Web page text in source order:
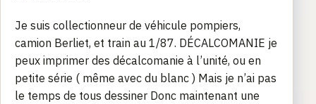
Je suis collectionneur de véhicule pompiers,
camion Berliet, et train au 1/87. DÉCALCOMANIE je
peux imprimer des décalcomanie à l’unité, ou en
petite série ( même avec du blanc ) Mais je n’ai pas
le temps de tous dessiner Donc maintenant une